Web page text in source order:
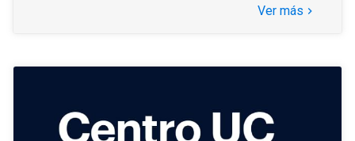
Ver más keyboard_arrow_right